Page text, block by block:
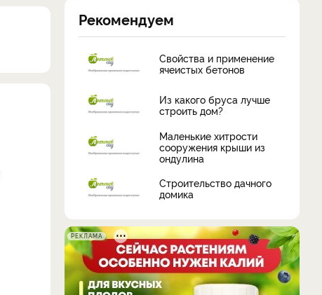
Рекомендуем
Свойства и применение
ячеистых бетонов
Из какого бруса лучше
строить дом?
Маленькие хитрости
сооружения крыши из
ондулина
Строительство дачного
домика
РЕКЛАМА